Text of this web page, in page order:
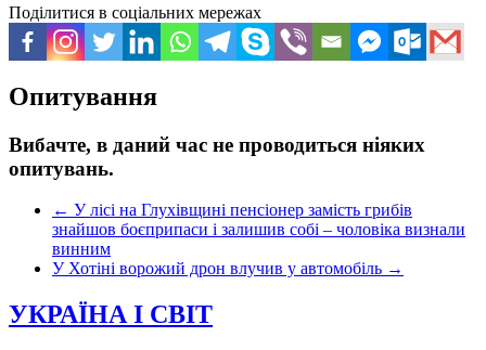
Поділитися в соціальних мережах
Опитування
Вибачте, в даний час не проводиться ніяких
опитувань.
← У лісі на Глухівщині пенсіонер замість грибів
знайшов боєприпаси і залишив собі – чоловіка визнали
винним
У Хотіні ворожий дрон влучив у автомобіль →
УКРАЇНА І СВІТ